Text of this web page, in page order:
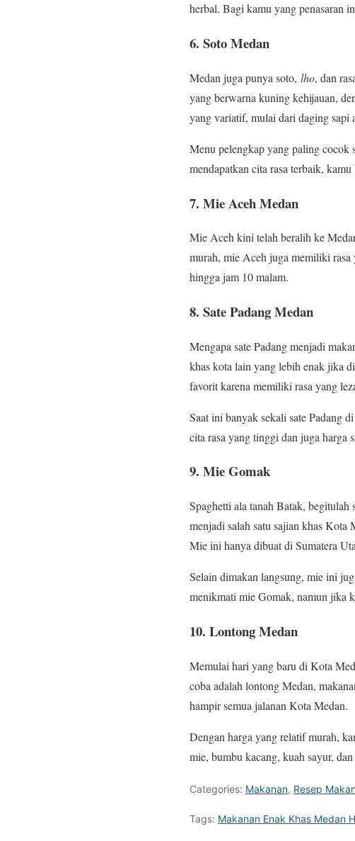
herbal. Bagi kamu yang penasaran
6. Soto Medan
Medan juga punya soto, lho, dan
yang berwarna kuning kehijauan,
yang variatif, mulai dari daging sapi
Menu pelengkap yang paling cocok
mendapatkan cita rasa terbaik,
7. Mie Aceh Medan
Mie Aceh kini telah beralih ke
murah, mie Aceh juga memiliki
hingga jam 10 malam.
8. Sate Padang Medan
Mengapa sate Padang menjadi
khas kota lain yang lebih enak jika
favorit karena memiliki rasa yang
Saat ini banyak sekali sate Padang
cita rasa yang tinggi dan juga harga
9. Mie Gomak
Spaghetti ala tanah Batak,
menjadi salah satu sajian khas
Mie ini hanya dibuat di Sumatera
Selain dimakan langsung, mie ini
menikmati mie Gomak, namun jika
10. Lontong Medan
Memulai hari yang baru di Kota
coba adalah lontong Medan,
hampir semua jalanan Kota Medan.
Dengan harga yang relatif murah,
mie, bumbu kacang, kuah sayur,
Categories: Makanan, Resep
Tags: Makanan Enak Khas Medan